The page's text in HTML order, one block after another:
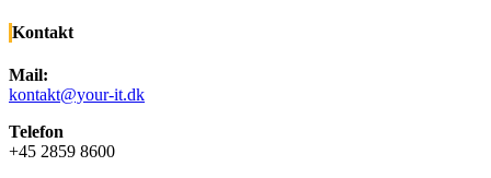
Kontakt
Mail:
kontakt@your-it.dk
Telefon
+45 2859 8600